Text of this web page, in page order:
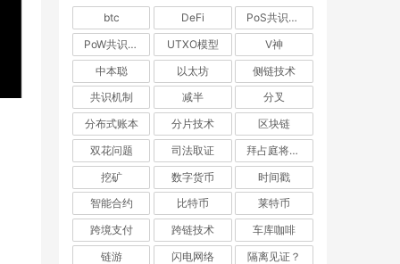
btc DeFi
PoS共识机制
PoW共识机制
UTXO模型
V神
中本聪
以太坊
侧链技术
共识机制
减半
分叉
分布式账本
分片技术
区块链
双花问题
司法取证
拜占庭将军问题
挖矿
数字货币
时间戳
智能合约
比特币
莱特币
跨境支付
跨链技术
车库咖啡
链游
闪电网络 隔离见证？